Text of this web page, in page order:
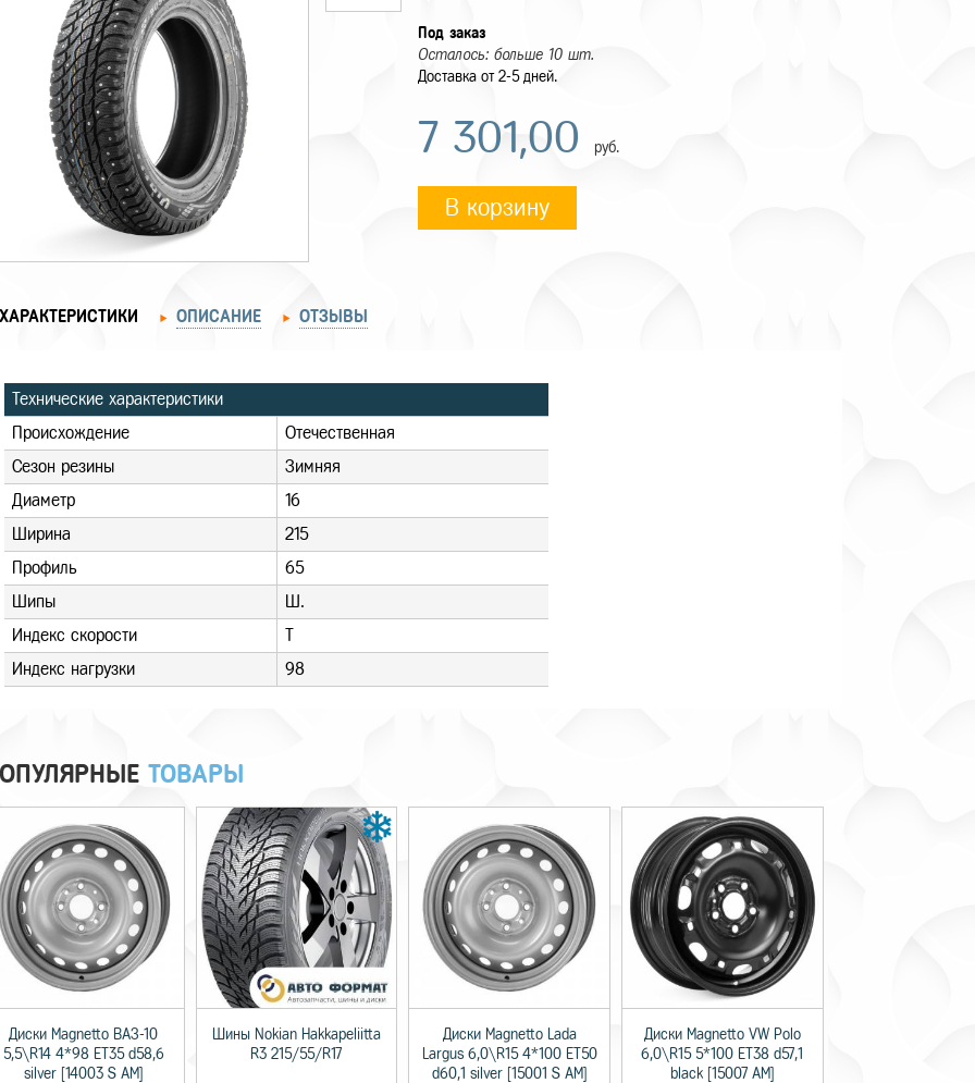
Под заказ
Осталось: больше 10 шт.
Доставка от 2-5 дней.
7 301,00 руб.
В корзину
ХАРАКТЕРИСТИКИ ОПИСАНИЕ ОТЗЫВЫ
Технические характеристики
Происхождение
Отечественная
Сезон резины
Зимняя
Диаметр
16
Ширина
215
Профиль
65
Шипы
Ш.
Индекс скорости
T
Индекс нагрузки
98
ТОВАРЫ
Диски Magnetto ВАЗ-10
5,5\R14 4*98 ET35 d58,6
silver [14003 S AM]
Шины Nokian Hakkapeliitta
R3 215/55/R17
Диски Magnetto Lada
Largus 6,0\R15 4*100 ET50
d60,1 silver [15001 S AM]
Диски Magnetto VW Polo
6,0\R15 5*100 ET38 d57,1
black [15007 AM]